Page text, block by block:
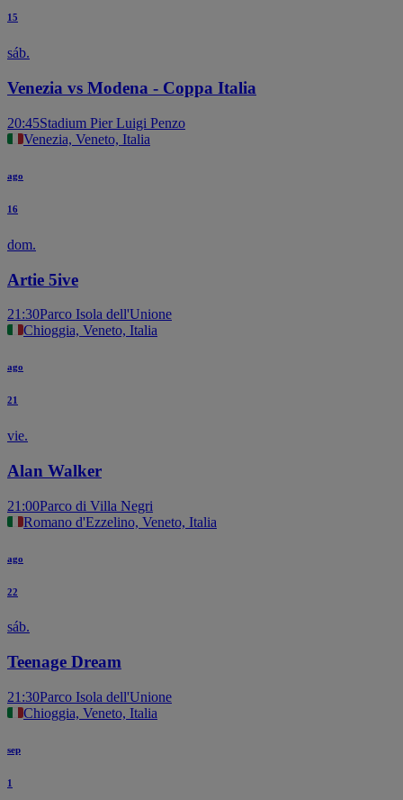
15
sáb.
Venezia vs Modena - Coppa Italia
20:45Stadium Pier Luigi Penzo
Venezia, Veneto, Italia
ago
16
dom.
Artie 5ive
21:30Parco Isola dell'Unione
Chioggia, Veneto, Italia
ago
21
vie.
Alan Walker
21:00Parco di Villa Negri
Romano d'Ezzelino, Veneto, Italia
ago
22
sáb.
Teenage Dream
21:30Parco Isola dell'Unione
Chioggia, Veneto, Italia
sep
1